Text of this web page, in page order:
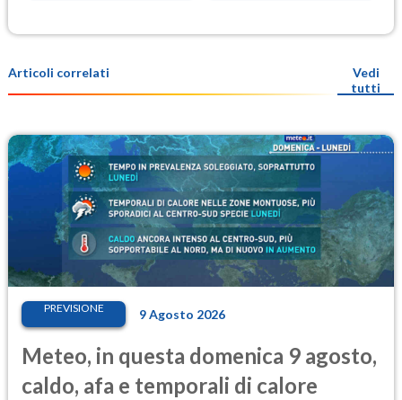
Articoli correlati
Vedi
tutti
PREVISIONE 9 Agosto 2026
Meteo, in questa domenica 9 agosto,
caldo, afa e temporali di calore